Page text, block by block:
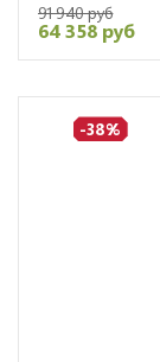
91 940 руб
64 358 руб
-38%